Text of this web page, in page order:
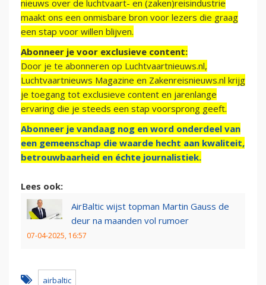
nieuws over de luchtvaart- en (zaken)reisindustrie
maakt ons een onmisbare bron voor lezers die graag
een stap voor willen blijven.
Abonneer je voor exclusieve content:
Door je te abonneren op Luchtvaartnieuws.nl,
Luchtvaartnieuws Magazine en Zakenreisnieuws.nl krijg
je toegang tot exclusieve content en jarenlange
ervaring die je steeds een stap voorsprong geeft.
Abonneer je vandaag nog en word onderdeel van
een gemeenschap die waarde hecht aan kwaliteit,
betrouwbaarheid en échte journalistiek.
Lees ook:
AirBaltic wijst topman Martin Gauss de
deur na maanden vol rumoer
07-04-2025, 16:57
airbaltic